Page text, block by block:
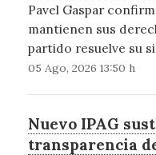
Pavel Gaspar
mantienen sus
partido resuelve su
05 Ago, 2026 13:50 h
Nuevo IPAG
transparencia